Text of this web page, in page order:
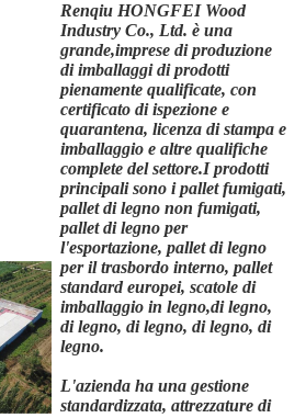
Renqiu HONGFEI Wood
Industry Co., Ltd. è una
grande,imprese di produzione
di imballaggi di prodotti
pienamente qualificate, con
certificato di ispezione e
quarantena, licenza di stampa e
imballaggio e altre qualifiche
complete del settore.I prodotti
principali sono i pallet fumigati,
pallet di legno non fumigati,
pallet di legno per
l'esportazione, pallet di legno
per il trasbordo interno, pallet
standard europei, scatole di
imballaggio in legno,di legno,
di legno, di legno, di legno, di
legno.
L'azienda ha una gestione
standardizzata, attrezzature di